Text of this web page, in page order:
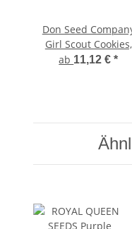
Don Seed
Girl Scout Cookies,
feminisiert
ab 11,12 €*